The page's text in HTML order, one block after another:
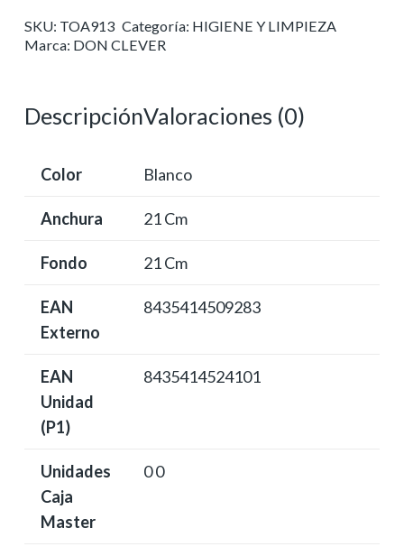
zig
laminada
cantidad
SKU: TOA913 Categoría: HIGIENE Y LIMPIEZA
Marca: DON CLEVER
DescripciónValoraciones (0)
Color Blanco
Anchura 21 Cm
Fondo 21 Cm
EAN
Externo
8435414509283
EAN
Unidad
(P1)
8435414524101
Unidades
Caja
Master
0 0